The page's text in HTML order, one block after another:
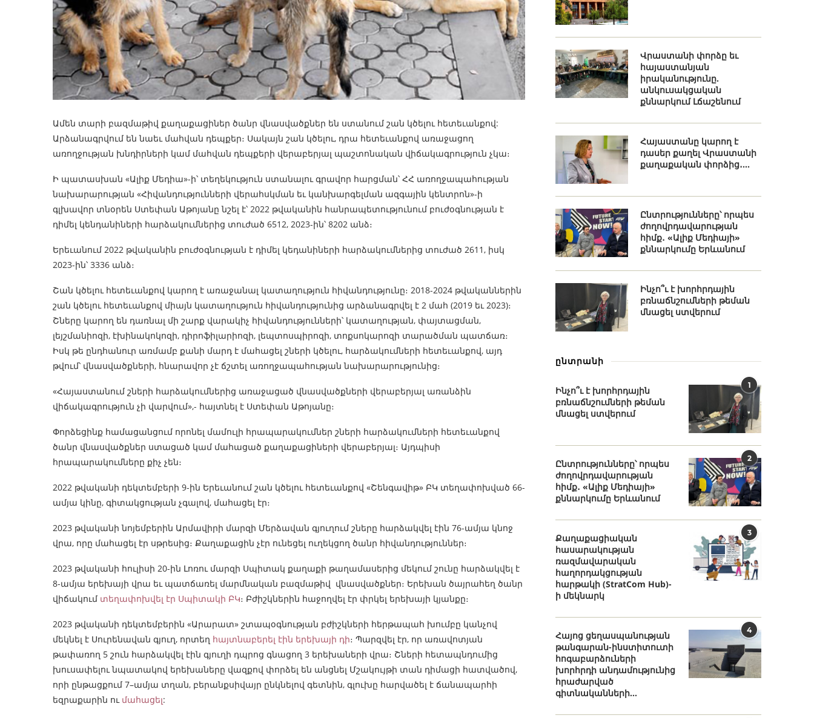
Ամեն տարի բազմաթիվ քաղաքացիներ ծանր վնասվածքներ են ստանում շան կծելու հետեւանքով:
Արձանագրվում են նաեւ մահվան դեպքեր։ Սակայն շան կծելու, դրա հետեւանքով առաջացող
առողջության խնդիրների կամ մահվան դեպքերի վերաբերյալ պաշտոնական վիճակագրություն չկա։
Ի պատասխան «Ալիք Մեդիա»-ի՝ տեղեկություն ստանալու գրավոր հարցման՝ ՀՀ առողջապահության
նախարարության «Հիվանդությունների վերահսկման եւ կանխարգելման ազգային կենտրոն»-ի
գլխավոր տնօրեն Ստեփան Աթոյանը նշել է՝ 2022 թվականին հանրապետությունում բուժօգնության է
դիմել կենդանիների հարձակումներից տուժած 6512, 2023-ին՝ 8202 անձ։
Երեւանում 2022 թվականին բուժօգնության է դիմել կեդանիների հարձակումներից տուժած 2611, իսկ
2023-ին՝ 3336 անձ։
Շան կծելու հետեւանքով կարող է առաջանալ կատաղություն հիվանդությունը։ 2018-2024 թվականներին
շան կծելու հետեւանքով միայն կատաղություն հիվանդությունից արձանագրվել է 2 մահ (2019 եւ 2023)։
Շները կարող են դառնալ մի շարք վարակիչ հիվանդությունների՝ կատաղության, փայտացման,
լեյշմանիոզի, էխինակոկոզի, դիրոֆիլարիոզի, լեպտոսպիրոզի, տոքսոկարոզի տարածման պատճառ։
Իսկ թե ընդհանուր առմամբ քանի մարդ է մահացել շների կծելու, հարձակումների հետեւանքով, այդ
թվում՝ վնասվածքների, հնարավոր չէ ճշտել առողջապահության նախարարությունից։
«Հայաստանում շների հարձակումներից առաջացած վնասվածքների վերաբերյալ առանձին
վիճակագրություն չի վարվում»,- հայտնել է Ստեփան Աթոյանը։
Փորձեցինք համացանցում որոնել մամուլի հրապարակումներ շների հարձակումների հետեւանքով
ծանր վնասվածքներ ստացած կամ մահացած քաղաքացիների վերաբերյալ։ Այդպիսի
հրապարակումները քիչ չեն։
2022 թվականի դեկտեմբերի 9-ին Երեւանում շան կծելու հետեւանքով «Շենգավիթ» ԲԿ տեղափոխված 66-
ամյա կինը, գիտակցության չգալով, մահացել էր։
2023 թվականի նոյեմբերին Արմավիրի մարզի Մերձավան գյուղում շները հարձակվել էին 76-ամյա կնոջ
վրա, որը մահացել էր սթրեսից։ Քաղաքացին չէր ունեցել ուղեկցող ծանր հիվանդություններ։
2023 թվականի հուլիսի 20-ին Լոռու մարզի Սպիտակ քաղաքի թաղամասերից մեկում շունը հարձակվել է
8-ամյա երեխայի վրա եւ պատճառել ​մարմնական բազմաթիվ ​ վնասվածքներ։ Երեխան ծայրահեղ ծանր
վիճակում տեղափոխվել էր Սպիտակի ԲԿ։ Բժիշկներին հաջողվել էր փրկել երեխայի կյանքը։
2023 թվականի դեկտեմբերին «Արարատ» շտապօգնության բժիշկների հերթապահ խումբը կանչով
մեկնել է Սուրենավան գյուղ, որտեղ հայտնաբերել էին երեխայի դի։ Պարզվել էր, որ առավոտյան
թափառող 5 շուն հարձակվել էին գյուղի դպրոց գնացող 3 երեխաների վրա։ Շների հետապնդումից
խուսափելու նպատակով երեխաները վազքով փորձել են անցնել Մշակույթի տան դիմացի հատվածով,
որի ընթացքում 7–ամյա տղան, բերանքսիվայր ընկնելով գետնին, գլուխը հարվածել է ճանապարհի
եզրաքարին ու մահացել:
Վրաստանի փորձը եւ
հայաստանյան
իրականությունը.
անկուսակցական
քննարկում Լճաշենում
Հայաստանը կարող է
դասեր քաղել Վրաստանի
քաղաքական փորձից․...
Ընտրությունները՝ որպես
ժողովրդավարության
հիմք․ «Ալիք Մեդիայի»
քննարկումը Երևանում
Ինչո՞ւ է խորհրդային
բռնաճնշումների թեման
մնացել ստվերում
ընտրանի
1
Ինչո՞ւ է խորհրդային
բռնաճնշումների թեման
մնացել ստվերում
2
Ընտրությունները՝ որպես
ժողովրդավարության
հիմք․ «Ալիք Մեդիայի»
քննարկումը Երևանում
3
Քաղաքացիական
հասարակության
ռազմավարական
հաղորդակցության
հարթակի (StratCom Hub)-
ի մեկնարկ
4
Հայոց ցեղասպանության
թանգարան-ինստիտուտի
հոգաբարձուների
խորհրդի անդամությունից
հրաժարված
գիտնականների...